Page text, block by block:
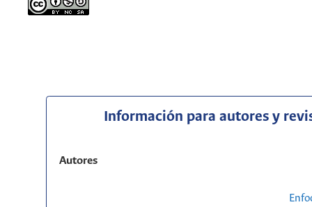
Información para autores y
Autores